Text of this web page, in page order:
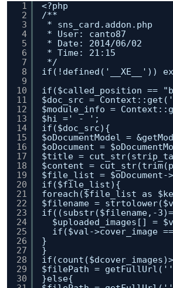
1
2
3
4
5
6
7
8
9
10
11
12
13
14
15
16
17
18
19
20
21
22
23
24
25
26
27
28
29
30
<?php
/**
* sns_card.addon.php
* User: canto87
* Date: 2014/06/02
* Time: 21:15
*/
if(!defined('__XE__'))
if($called_position ==
$doc_src =
$module_info =
$hi =' - ';
if($doc_src){
$oDocumentModel =
$oDocument =
$title =
$content =
$file_list = $oDocument-
if($file_list){
foreach($file_list as
$filename =
if((substr($filename,-
$uploaded_images[] =
if($val->cover_image
}
}
$filePath =
}else{